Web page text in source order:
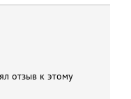
отзыв к этому